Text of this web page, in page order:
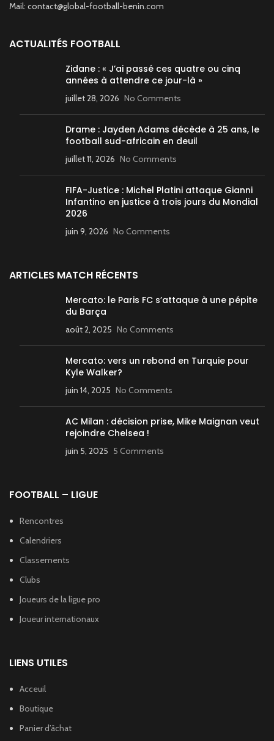
Mail: contact@global-football-benin.com
ACTUALITÉS FOOTBALL
Zidane : « J’ai passé ces quatre ou cinq
années à attendre ce jour-là »
juillet 28, 2026 No Comments
Drame : Jayden Adams décède à 25 ans, le
football sud-africain en deuil
juillet 11, 2026 No Comments
FIFA-Justice : Michel Platini attaque Gianni
Infantino en justice à trois jours du Mondial
2026
juin 9, 2026 No Comments
ARTICLES MATCH RÉCENTS
Mercato: le Paris FC s’attaque à une pépite
du Barça
août 2, 2025 No Comments
Mercato: vers un rebond en Turquie pour
Kyle Walker?
juin 14, 2025 No Comments
AC Milan : décision prise, Mike Maignan veut
rejoindre Chelsea !
juin 5, 2025 5 Comments
FOOTBALL – LIGUE
Rencontres
Calendriers
Classements
Clubs
Joueurs de la ligue pro
Joueur internationaux
LIENS UTILES
Acceuil
Boutique
Panier d’âchat